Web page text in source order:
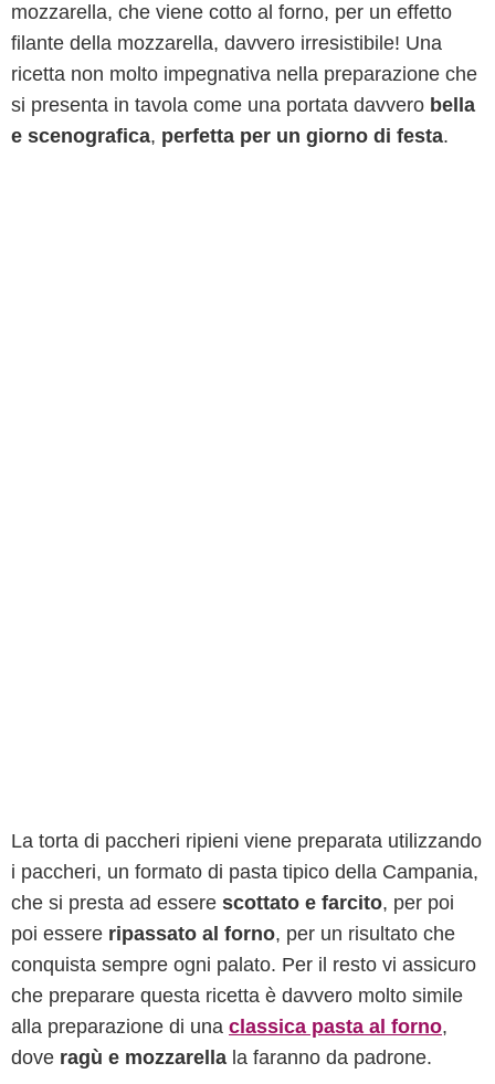
mozzarella, che viene cotto al forno, per un effetto
filante della mozzarella, davvero irresistibile! Una
ricetta non molto impegnativa nella preparazione che
si presenta in tavola come una portata davvero bella
e scenografica, perfetta per un giorno di festa.
La torta di paccheri ripieni viene preparata utilizzando
i paccheri, un formato di pasta tipico della Campania,
che si presta ad essere scottato e farcito, per poi
poi essere ripassato al forno, per un risultato che
conquista sempre ogni palato. Per il resto vi assicuro
che preparare questa ricetta è davvero molto simile
alla preparazione di una classica pasta al forno,
dove ragù e mozzarella la faranno da padrone.